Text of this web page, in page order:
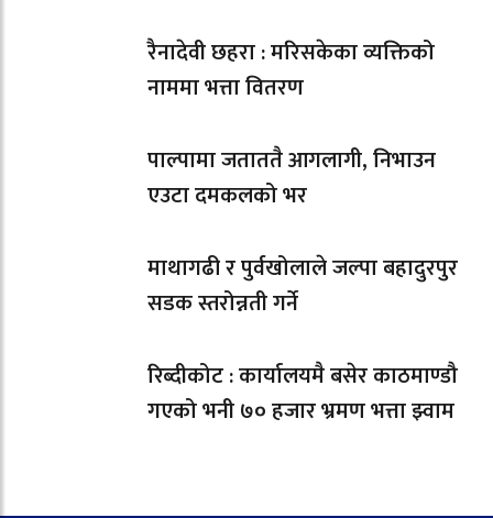
रैनादेवी छहरा : मरिसकेका व्यक्तिको
नाममा भत्ता वितरण
पाल्पामा जताततै आगलागी, निभाउन
एउटा दमकलको भर
माथागढी र पुर्वखोलाले जल्पा बहादुरपुर
सडक स्तरोन्नती गर्ने
रिब्दीकोट : कार्यालयमै बसेर काठमाण्डौ
गएको भनी ७० हजार भ्रमण भत्ता झ्वाम